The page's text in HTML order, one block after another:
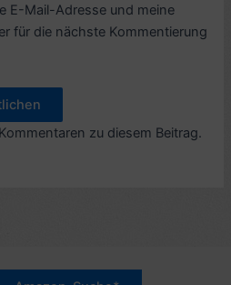
E-Mail-Adresse und meine
für die nächste Kommentierung
zu diesem Beitrag.